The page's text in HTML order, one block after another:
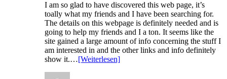
I am so glad to have discovered this web page, it’s
toally what my friends and I have been searching for.
The details on this webpage is definitely needed and is
going to help my friends and I a ton. It seems like the
site gained a large amount of info concerning the stuff I
am interested in and the other links and info definitely
show it.…[Weiterlesen]